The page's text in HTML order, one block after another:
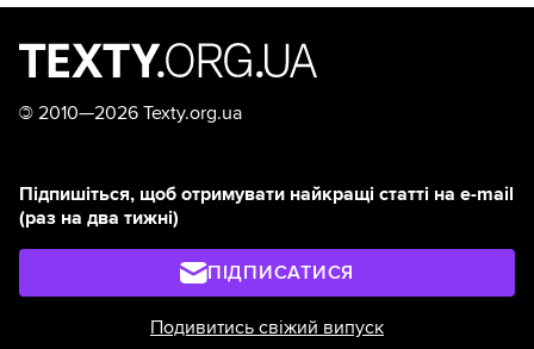
© 2010—2026 Texty.org.ua
Підпишіться, щоб отримувати найкращі статті на e-mail
(раз на два тижні)
ПІДПИСАТИСЯ
Подивитись свіжий випуск